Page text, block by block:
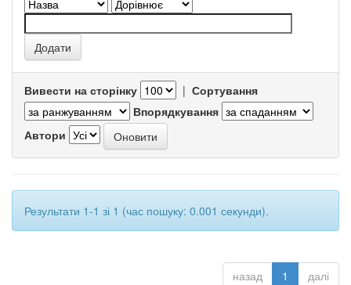
Вивести на сторінку | Сортування
Впорядкування
Автори
Результати 1-1 зі 1 (час пошуку: 0.001 секунди).
назад 1 далі